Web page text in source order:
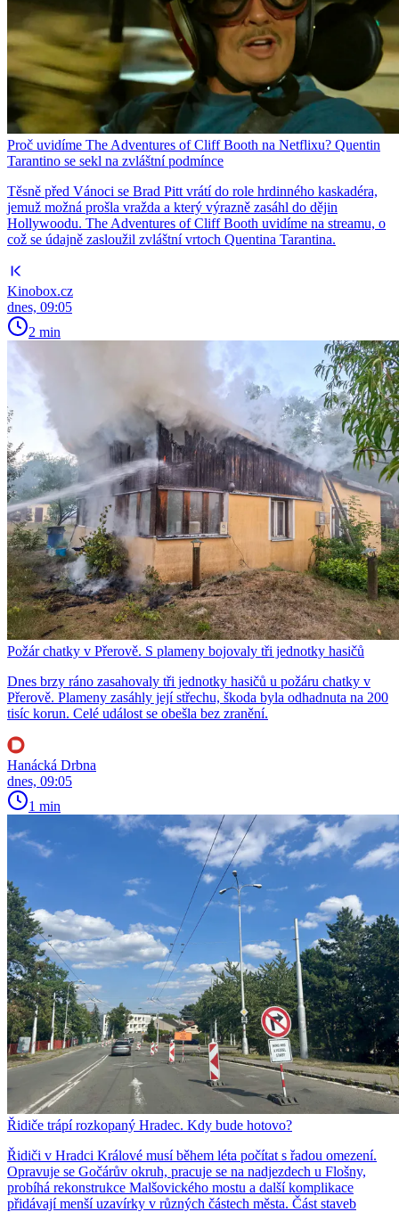
Proč uvidíme The Adventures of Cliff Booth na Netflixu? Quentin
Tarantino se sekl na zvláštní podmínce
Těsně před Vánoci se Brad Pitt vrátí do role hrdinného kaskadéra,
jemuž možná prošla vražda a který výrazně zasáhl do dějin
Hollywoodu. The Adventures of Cliff Booth uvidíme na streamu, o
což se údajně zasloužil zvláštní vrtoch Quentina Tarantina.
Kinobox.cz
dnes, 09:05
2 min
Požár chatky v Přerově. S plameny bojovaly tři jednotky hasičů
Dnes brzy ráno zasahovaly tři jednotky hasičů u požáru chatky v
Přerově. Plameny zasáhly její střechu, škoda byla odhadnuta na 200
tisíc korun. Celé událost se obešla bez zranění.
Hanácká Drbna
dnes, 09:05
1 min
Řidiče trápí rozkopaný Hradec. Kdy bude hotovo?
Řidiči v Hradci Králové musí během léta počítat s řadou omezení.
Opravuje se Gočárův okruh, pracuje se na nadjezdech u Flošny,
probíhá rekonstrukce Malšovického mostu a další komplikace
přidávají menší uzavírky v různých částech města. Část staveb